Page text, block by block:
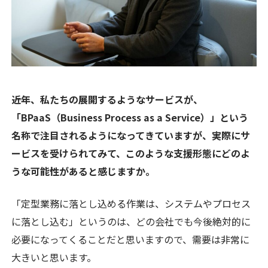
――近年、私たちの展開するようなサービスが、
「BPaaS（Business Process as a Service）」という
名称で注目されるようになってきていますが、実際にサ
ービスを受けられてみて、このような支援形態にどのよ
うな可能性があると感じますか。
「定型業務に落とし込める作業は、システムやプロセス
に落とし込む」というのは、どの会社でも今後絶対的に
必要になってくることだと思いますので、需要は非常に
大きいと思います。